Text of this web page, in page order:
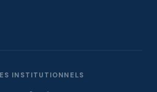
INSTITUTIONNELS